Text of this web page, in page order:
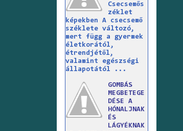
Csecsemős
zéklet
képekben A csecsemő
széklete változó,
mert függ a gyermek
életkorától,
étrendjétől,
valamint egészségi
állapotától ...
GOMBÁS
MEGBETEGE
DÉSE A
HÓNALJNAK
ÉS
LÁGYÉKNAK